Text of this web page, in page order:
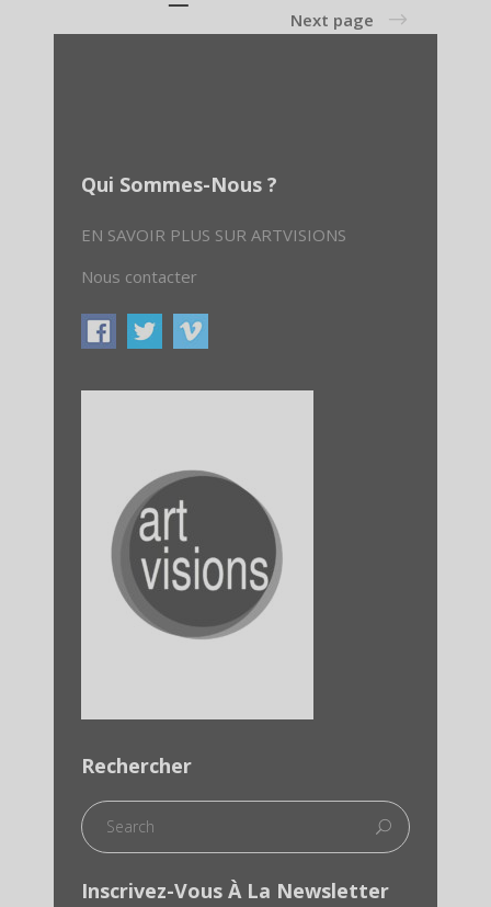
Next page
Qui Sommes-Nous ?
EN SAVOIR PLUS SUR ARTVISIONS
Nous contacter
Rechercher
Inscrivez-Vous À La Newsletter